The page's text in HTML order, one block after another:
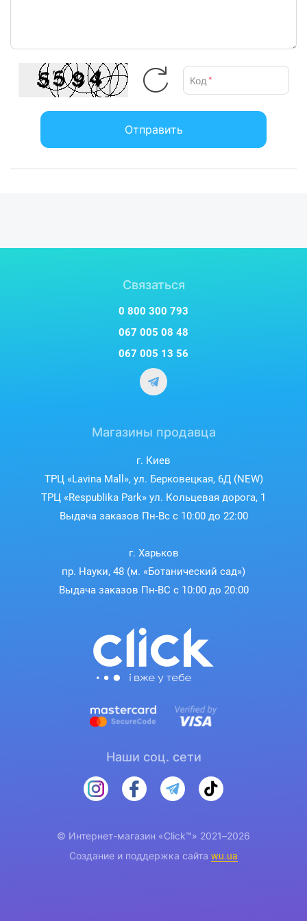
Код *
Отправить
Связаться
0 800 300 793
067 005 08 48
067 005 13 56
Магазины продавца
г. Киев
ТРЦ «Lavina Mall», ул. Берковецкая, 6Д (NEW)
ТРЦ «Respublika Park» ул. Кольцевая дорога, 1
Выдача заказов Пн-Вс с 10:00 до 22:00
г. Харьков
пр. Науки, 48 (м. «Ботанический сад»)
Выдача заказов Пн-ВС с 10:00 до 20:00
Наши соц. сети
© Интернет-магазин «Click™» 2021–2026
Создание и поддержка сайта wu.ua